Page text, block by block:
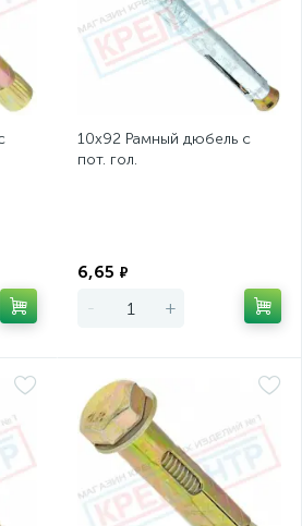
10х92 Рамный дюбель с
пот. гол.
6,65 ₽
- +